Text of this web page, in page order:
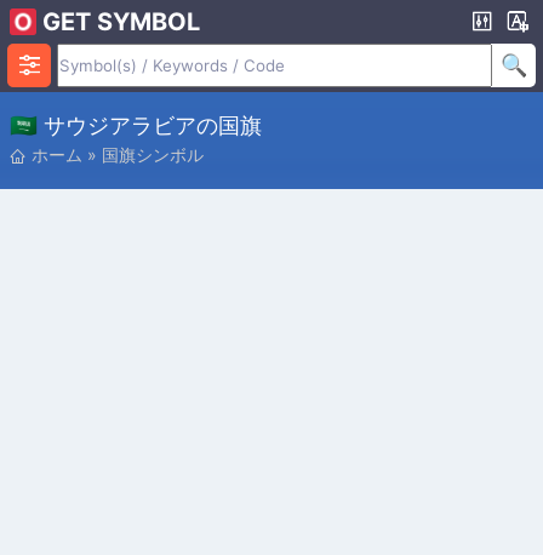
GET SYMBOL
🇸🇦 サウジアラビアの国旗
ホーム » 国旗シンボル